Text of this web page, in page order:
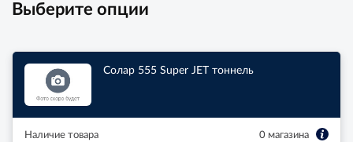
Выберите опции
Солар 555 Super JET тоннель
Наличие товара
0 магазина